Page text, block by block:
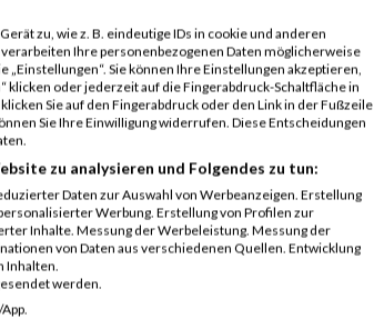
GER
00:36:11.1
GER
00:41:07.6
GER 00:43:23.1
zu, wie z. B. eindeutige IDs in cookie und anderen
Ihre personenbezogenen Daten möglicherweise
Sie können Ihre Einstellungen akzeptieren,
klicken oder jederzeit auf die Fingerabdruck-Schaltfläche in
Sie auf den Fingerabdruck oder den Link in der Fußzeile
Sie Ihre Einwilligung widerrufen. Diese Entscheidungen
zu analysieren und Folgendes zu tun:
Daten zur Auswahl von Werbeanzeigen. Erstellung
Werbung. Erstellung von Profilen zur
Inhalte. Messung der Werbeleistung. Messung der
von Daten aus verschiedenen Quellen. Entwicklung
Inhalten.
werden.